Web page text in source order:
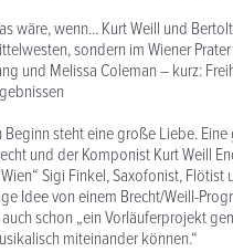
wäre, wenn... Kurt Weill und
sondern im Wiener
und Melissa Coleman – kurz:
Beginn steht eine große Liebe.
und der Komponist Kurt Weill
Sigi Finkel, Saxofonist,
Idee von einem Brecht/Weill-
schon „ein Vorläuferprojekt
miteinander können.“